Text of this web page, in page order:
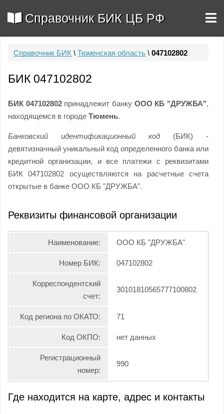
Справочник БИК ЦБ РФ
Справочник БИК \ Тюменская область \ 047102802
БИК 047102802
БИК 047102802принадлежит банку ООО КБ "ДРУЖБА",
находящемся в городе Тюмень.
Банковский идентификационный код (БИК) -
девятизначный уникальный код определенного банка или
кредитной организации, и все платежи с реквизитами
БИК 047102802 осуществляются на расчетные счета
открытые в банке ООО КБ "ДРУЖБА".
Реквизиты финансовой организации
Наименование: ООО КБ "ДРУЖБА"
Номер БИК: 047102802
Корреспондентский
счет:
30101810565777100802
Код региона по ОКАТО: 71
Код ОКПО: нет данных
Регистрационный
номер:
990
Где находится на карте, адрес и контакты